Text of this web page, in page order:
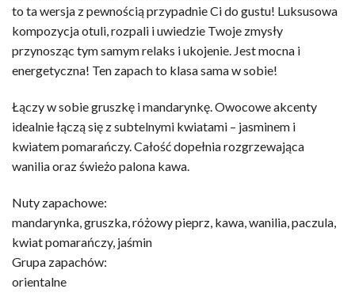
to ta wersja z pewnością przypadnie Ci do gustu! Luksusowa
kompozycja otuli, rozpali i uwiedzie Twoje zmysły
przynosząc tym samym relaks i ukojenie. Jest mocna i
energetyczna! Ten zapach to klasa sama w sobie!
Łączy w sobie gruszkę i mandarynkę. Owocowe akcenty
idealnie łączą się z subtelnymi kwiatami – jasminem i
kwiatem pomarańczy. Całość dopełnia rozgrzewająca
wanilia oraz świeżo palona kawa.
Nuty zapachowe:
mandarynka, gruszka, różowy pieprz, kawa, wanilia, paczula,
kwiat pomarańczy, jaśmin
Grupa zapachów:
orientalne